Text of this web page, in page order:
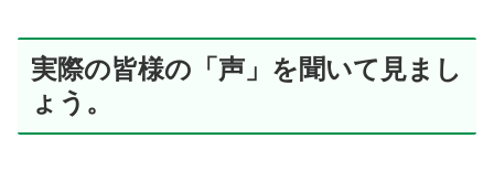
実際の皆様の「声」を聞いて見まし
ょう。